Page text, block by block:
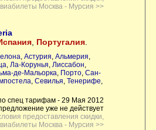
Москва - Мурсия >>
, Португалия.
, Астурия, Альмерия,
, Ла-Корунья, Лиссабон,
де-Мальорка, Порто, Сан-
, Севилья, Тенерифе,
спец тарифам - 29 Мая 2012
уже не действует
предоставления скидки,
Москва - Мурсия >>